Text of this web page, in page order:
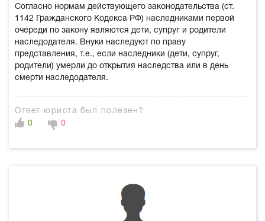
Согласно нормам действующего законодательства (ст.
1142 Гражданского Кодекса РФ) наследниками первой
очереди по закону являются дети, супруг и родители
наследодателя. Внуки наследуют по праву
представления, т.е., если наследники (дети, супруг,
родители) умерли до открытия наследства или в день
смерти наследодателя.
Ответ юриста был полезен?
0
0